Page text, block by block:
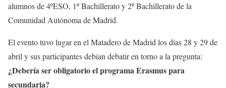
alumnos de 4ºESO, 1º Bachillerato y 2º Bachillerato de la
Comunidad Autónoma de Madrid.
El evento tuvo lugar en el Matadero de Madrid los días 28 y 29 de
abril y sus participantes debían debatir en torno a la pregunta:
¿Debería ser obligatorio el programa Erasmus para
secundaria?